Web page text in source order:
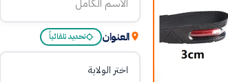
العنوان تحديد تلقائياً